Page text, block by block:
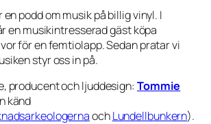
en podd om musik på billig vinyl. I
en musikintresserad gäst köpa
för en femtiolapp. Sedan pratar vi
styr oss in på.
producent och ljuddesign: Tommie
känd
ochLundellbunkern).